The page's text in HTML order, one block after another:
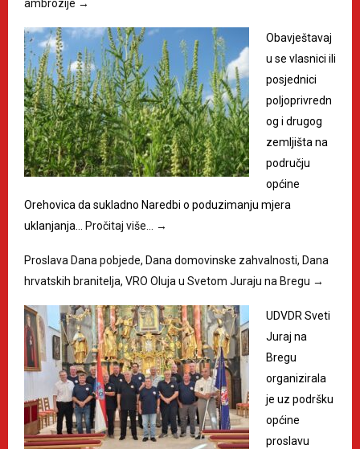
ambrozije →
Obavještavaj
u se vlasnici ili
posjednici
poljoprivredn
og i drugog
zemljišta na
području
općine
Orehovica da sukladno Naredbi o poduzimanju mjera
uklanjanja… Pročitaj više… →
Proslava Dana pobjede, Dana domovinske zahvalnosti, Dana
hrvatskih branitelja, VRO Oluja u Svetom Juraju na Bregu →
UDVDR Sveti
Juraj na
Bregu
organizirala
je uz podršku
općine
proslavu